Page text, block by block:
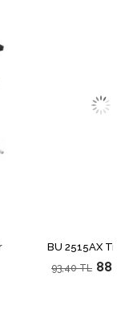
BU 2515AX
88,95
93,40 TL